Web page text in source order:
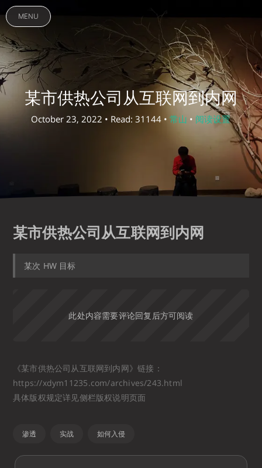
MENU
某市供热公司从互联网到内网
October 23, 2022 • Read: 31144 • 常山 • 阅读设置
某市供热公司从互联网到内网
某次 HW 目标
此处内容需要评论回复后方可阅读
《某市供热公司从互联网到内网》链接：
https://xdym11235.com/archives/243.html
具体版权规定详见侧栏版权说明页面
渗透 实战 如何入侵